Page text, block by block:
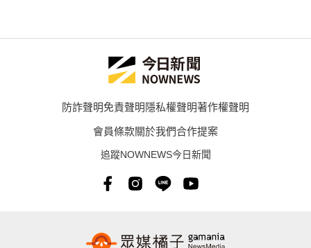
防詐聲明免責聲明隱私權聲明著作權聲明
會員條款關於我們合作提案
追蹤NOWNEWS今日新聞